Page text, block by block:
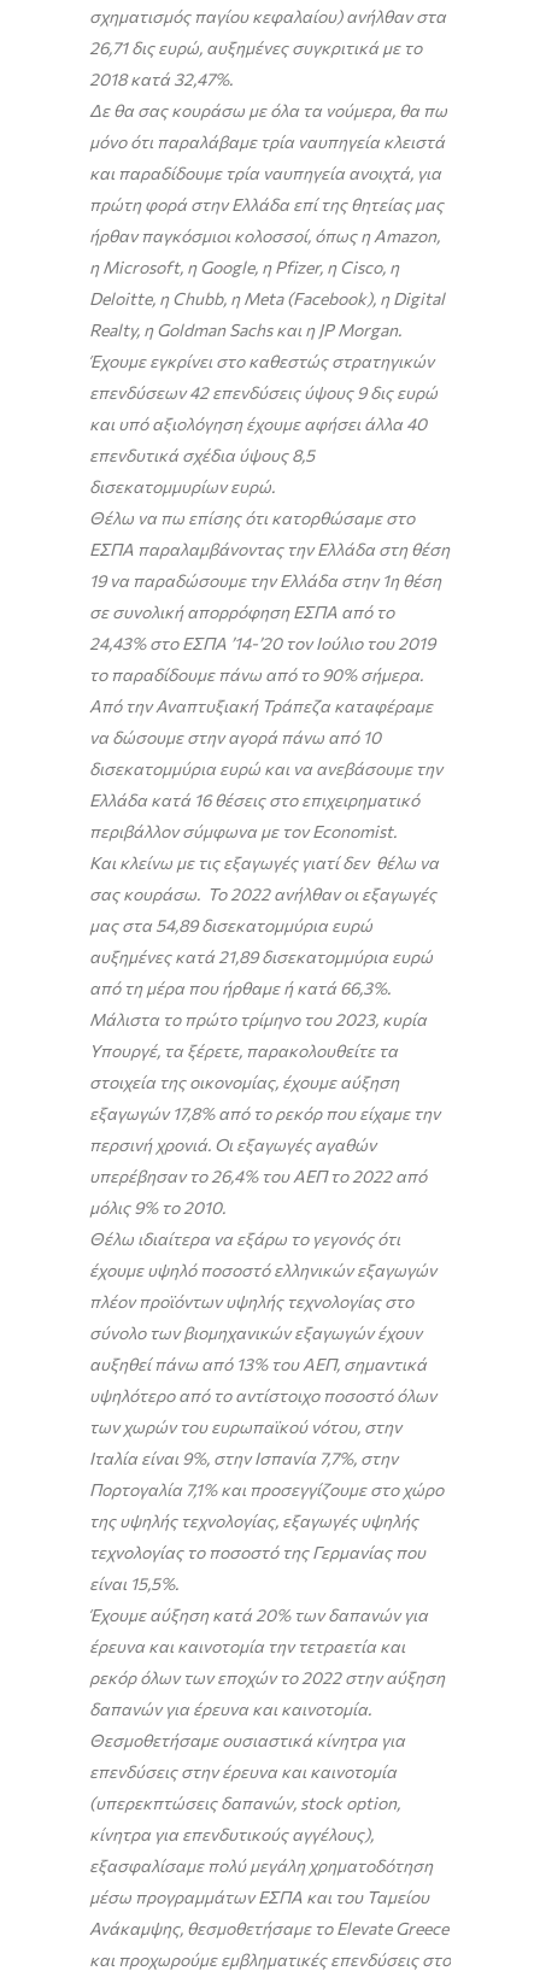
σχηματισμός παγίου κεφαλαίου) ανήλθαν στα
26,71 δις ευρώ, αυξημένες συγκριτικά με το
2018 κατά 32,47%.
Δε θα σας κουράσω με όλα τα νούμερα, θα πω
μόνο ότι παραλάβαμε τρία ναυπηγεία κλειστά
και παραδίδουμε τρία ναυπηγεία ανοιχτά, για
πρώτη φορά στην Ελλάδα επί της θητείας μας
ήρθαν παγκόσμιοι κολοσσοί, όπως η Amazon,
η Microsoft, η Google, η Pfizer, η Cisco, η
Deloitte, η Chubb, η Meta (Facebook), η Digital
Realty, η Goldman Sachs και η JPMorgan.
Έχουμε εγκρίνει στο καθεστώς στρατηγικών
επενδύσεων 42 επενδύσεις ύψους 9 δις ευρώ
και υπό αξιολόγηση έχουμε αφήσει άλλα 40
επενδυτικά σχέδια ύψους 8,5
δισεκατομμυρίων ευρώ.
Θέλω να πω επίσης ότι κατορθώσαμε στο
ΕΣΠΑ παραλαμβάνοντας την Ελλάδα στη θέση
19 να παραδώσουμε την Ελλάδα στην 1η θέση
σε συνολική απορρόφηση ΕΣΠΑ από το
24,43% στο ΕΣΠΑ ’14-’20 τον Ιούλιο του 2019
το παραδίδουμε πάνω από το 90% σήμερα.
Από την Αναπτυξιακή Τράπεζα καταφέραμε
να δώσουμε στην αγορά πάνω από 10
δισεκατομμύρια ευρώ και να ανεβάσουμε την
Ελλάδα κατά 16 θέσεις στο επιχειρηματικό
περιβάλλον σύμφωνα με τον Economist.
Και κλείνω με τις εξαγωγές γιατί δεν θέλω να
σας κουράσω. Το 2022 ανήλθαν οι εξαγωγές
μας στα 54,89 δισεκατομμύρια ευρώ
αυξημένες κατά 21,89 δισεκατομμύρια ευρώ
από τη μέρα που ήρθαμε ή κατά 66,3%.
Μάλιστα το πρώτο τρίμηνο του 2023, κυρία
Υπουργέ, τα ξέρετε, παρακολουθείτε τα
στοιχεία της οικονομίας, έχουμε αύξηση
εξαγωγών 17,8% από το ρεκόρ που είχαμε την
περσινή χρονιά. Οι εξαγωγές αγαθών
υπερέβησαν το 26,4% του ΑΕΠ το 2022 από
μόλις 9% το 2010.
Θέλω ιδιαίτερα να εξάρω το γεγονός ότι
έχουμε υψηλό ποσοστό ελληνικών εξαγωγών
πλέον προϊόντων υψηλής τεχνολογίας στο
σύνολο των βιομηχανικών εξαγωγών έχουν
αυξηθεί πάνω από 13% του ΑΕΠ, σημαντικά
υψηλότερο από το αντίστοιχο ποσοστό όλων
των χωρών του ευρωπαϊκού νότου, στην
Ιταλία είναι 9%, στην Ισπανία 7,7%, στην
Πορτογαλία 7,1% και προσεγγίζουμε στο χώρο
της υψηλής τεχνολογίας, εξαγωγές υψηλής
τεχνολογίας το ποσοστό της Γερμανίας που
είναι 15,5%.
Έχουμε αύξηση κατά 20% των δαπανών για
έρευνα και καινοτομία την τετραετία και
ρεκόρ όλων των εποχών το 2022 στην αύξηση
δαπανών για έρευνα και καινοτομία.
Θεσμοθετήσαμε ουσιαστικά κίνητρα για
επενδύσεις στην έρευνα και καινοτομία
(υπερεκπτώσεις δαπανών, stock option,
κίνητρα για επενδυτικούς αγγέλους),
εξασφαλίσαμε πολύ μεγάλη χρηματοδότηση
μέσω προγραμμάτων ΕΣΠΑ και του Ταμείου
Ανάκαμψης, θεσμοθετήσαμε το Elevate Greece
και προχωρούμε εμβληματικές επενδύσεις στο